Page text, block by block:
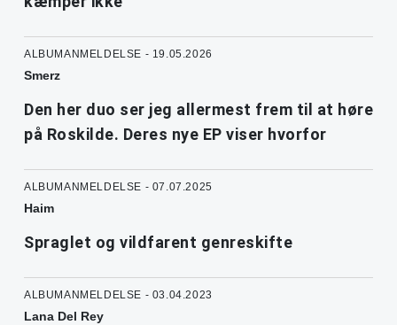
ALBUMANMELDELSE - 19.05.2026
Smerz
Den her duo ser jeg allermest frem til at høre
på Roskilde. Deres nye EP viser hvorfor
ALBUMANMELDELSE - 07.07.2025
Haim
Spraglet og vildfarent genreskifte
ALBUMANMELDELSE - 03.04.2023
Lana Del Rey